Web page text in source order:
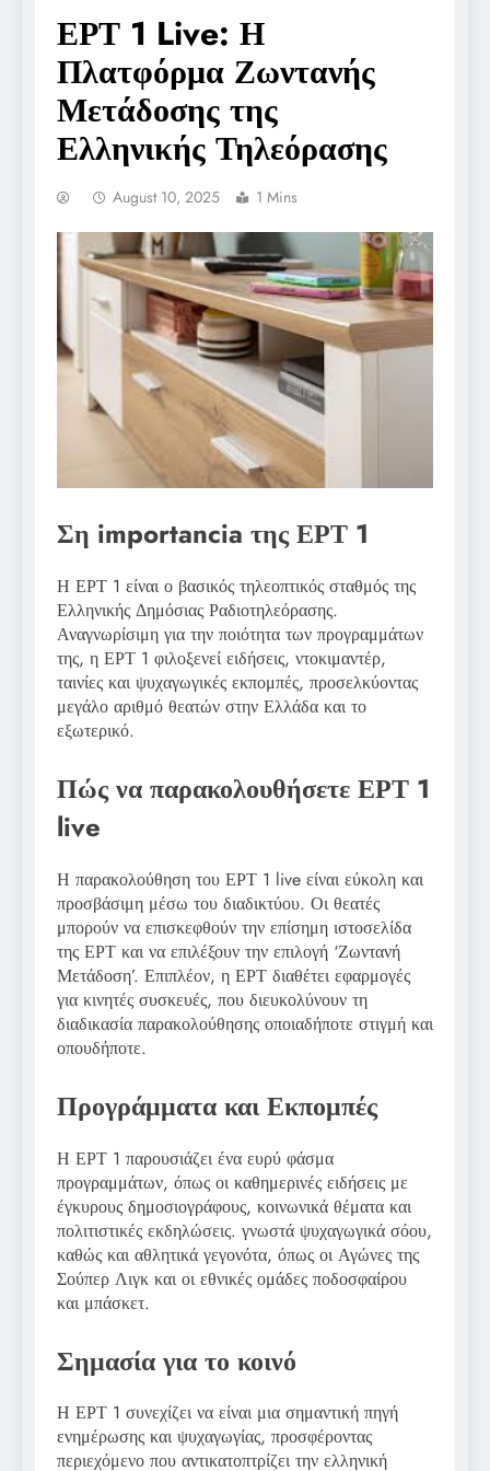
ΕΡΤ 1 Live: Η
Πλατφόρμα Ζωντανής
Μετάδοσης της
Ελληνικής Τηλεόρασης
August 10, 2025 1 Mins
Ση importancia της ΕΡΤ 1
Η ΕΡΤ 1 είναι ο βασικός τηλεοπτικός σταθμός της
Ελληνικής Δημόσιας Ραδιοτηλεόρασης.
Αναγνωρίσιμη για την ποιότητα των προγραμμάτων
της, η ΕΡΤ 1 φιλοξενεί ειδήσεις, ντοκιμαντέρ,
ταινίες και ψυχαγωγικές εκπομπές, προσελκύοντας
μεγάλο αριθμό θεατών στην Ελλάδα και το
εξωτερικό.
Πώς να παρακολουθήσετε ΕΡΤ 1
live
Η παρακολούθηση του ΕΡΤ 1 live είναι εύκολη και
προσβάσιμη μέσω του διαδικτύου. Οι θεατές
μπορούν να επισκεφθούν την επίσημη ιστοσελίδα
της ΕΡΤ και να επιλέξουν την επιλογή ‘Ζωντανή
Μετάδοση’. Επιπλέον, η ΕΡΤ διαθέτει εφαρμογές
για κινητές συσκευές, που διευκολύνουν τη
διαδικασία παρακολούθησης οποιαδήποτε στιγμή και
οπουδήποτε.
Προγράμματα και Εκπομπές
Η ΕΡΤ 1 παρουσιάζει ένα ευρύ φάσμα
προγραμμάτων, όπως οι καθημερινές ειδήσεις με
έγκυρους δημοσιογράφους, κοινωνικά θέματα και
πολιτιστικές εκδηλώσεις. γνωστά ψυχαγωγικά σόου,
καθώς και αθλητικά γεγονότα, όπως οι Αγώνες της
Σούπερ Λιγκ και οι εθνικές ομάδες ποδοσφαίρου
και μπάσκετ.
Σημασία για το κοινό
Η ΕΡΤ 1 συνεχίζει να είναι μια σημαντική πηγή
ενημέρωσης και ψυχαγωγίας, προσφέροντας
περιεχόμενο που αντικατοπτρίζει την ελληνική